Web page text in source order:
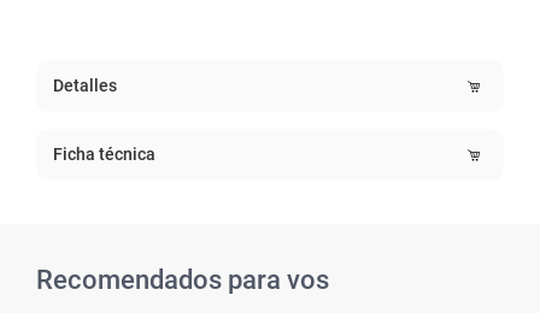
Detalles
Ficha técnica
Recomendados para vos